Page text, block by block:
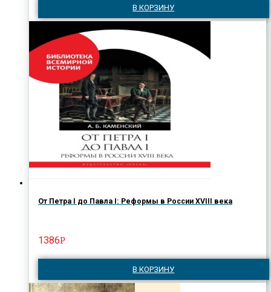
В КОРЗИНУ
От Петра I до Павла I: Реформы в России XVIII века
1386Р
В КОРЗИНУ